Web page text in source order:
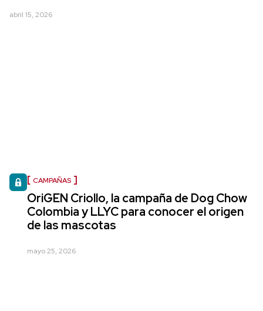
abril 15, 2026
CAMPAÑAS
OriGEN Criollo, la campaña de Dog Chow
Colombia y LLYC para conocer el origen
de las mascotas
mayo 25, 2026